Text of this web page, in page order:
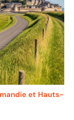
et Hauts-